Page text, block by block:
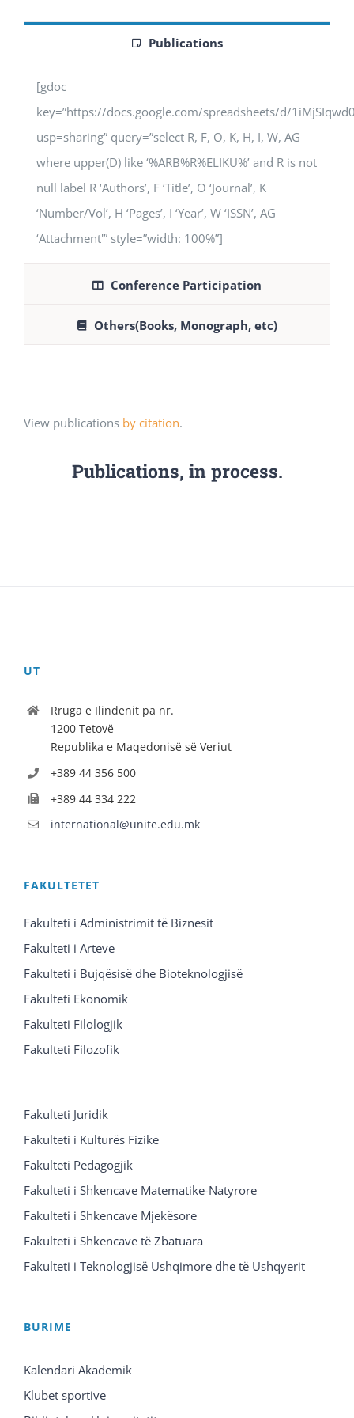
Publications
[gdoc
key=”https://docs.google.com/spreadsheets/d/
usp=sharing” query=”select R, F, O, K, H, I, W, AG
where upper(D) like ‘%ARB%R%ELIKU%’ and R is not
null label R ‘Authors’, F ‘Title’, O ‘Journal’, K
‘Number/Vol’, H ‘Pages’, I ‘Year’, W ‘ISSN’, AG
‘Attachment'” style=”width: 100%”]
Conference Participation
Others(Books, Monograph, etc)
View publications by citation.
Publications, in process.
UT
Rruga e Ilindenit pa nr.
1200 Tetovë
Republika e Maqedonisë së Veriut
+389 44 356 500
+389 44 334 222
international@unite.edu.mk
FAKULTETET
Fakulteti i Administrimit të Biznesit
Fakulteti i Arteve
Fakulteti i Bujqësisë dhe Bioteknologjisë
Fakulteti Ekonomik
Fakulteti Filologjik
Fakulteti Filozofik
Fakulteti Juridik
Fakulteti i Kulturës Fizike
Fakulteti Pedagogjik
Fakulteti i Shkencave Matematike-Natyrore
Fakulteti i Shkencave Mjekësore
Fakulteti i Shkencave të Zbatuara
Fakulteti i Teknologjisë Ushqimore dhe të Ushqyerit
BURIME
Kalendari Akademik
Klubet sportive